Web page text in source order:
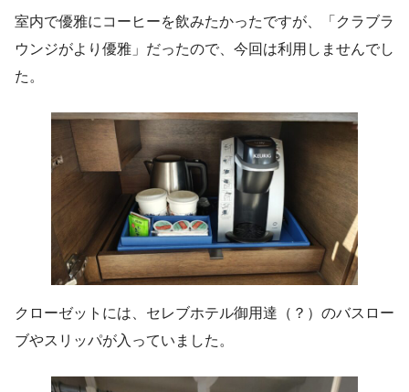
室内で優雅にコーヒーを飲みたかったですが、「クラブラ
ウンジがより優雅」だったので、今回は利用しませんでし
た。
クローゼットには、セレブホテル御用達（？）のバスロー
ブやスリッパが入っていました。